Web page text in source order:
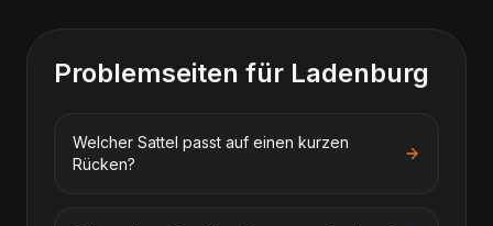
Problemseiten für Ladenburg
Welcher Sattel passt auf einen kurzen
Rücken?